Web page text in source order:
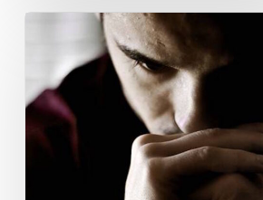
dėkingumą,
bėdas…